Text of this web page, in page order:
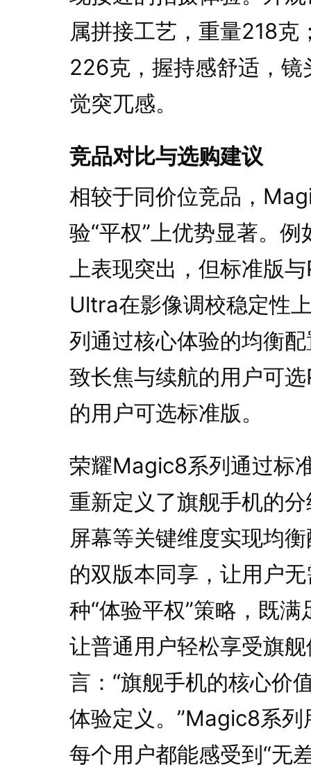
属拼接工艺，重量218
226克，握持感舒适，
觉突兀感。
竞品对比与选购建议
相较于同价位竞品，
验“平权”上优势显著。
上表现突出，但标准版
Ultra在影像调校稳定性
列通过核心体验的均衡
致长焦与续航的用户可
的用户可选标准版。
荣耀Magic8系列通过标
重新定义了旗舰手机的
屏幕等关键维度实现均
的双版本同享，让用户
种“体验平权”策略，既
让普通用户轻松享受旗
言：“旗舰手机的核心价
体验定义。”Magic8系
每个用户都能感受到“无